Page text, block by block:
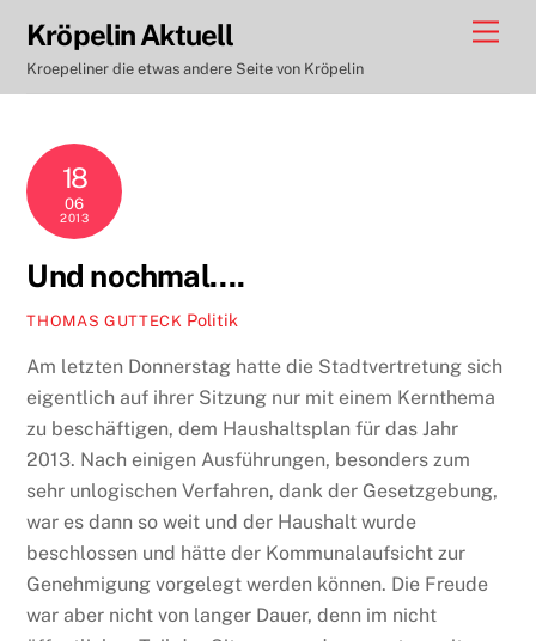
content
Kröpelin Aktuell
Kroepeliner die etwas andere Seite von Kröpelin
18
06
2013
Und nochmal….
THOMAS GUTTECK Politik
Am letzten Donnerstag hatte die Stadtvertretung sich
eigentlich auf ihrer Sitzung nur mit einem Kernthema
zu beschäftigen, dem Haushaltsplan für das Jahr
2013. Nach einigen Ausführungen, besonders zum
sehr unlogischen Verfahren, dank der Gesetzgebung,
war es dann so weit und der Haushalt wurde
beschlossen und hätte der Kommunalaufsicht zur
Genehmigung vorgelegt werden können. Die Freude
war aber nicht von langer Dauer, denn im nicht